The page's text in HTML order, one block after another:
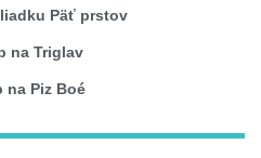
Päť prstov
na Triglav
na Piz Boé